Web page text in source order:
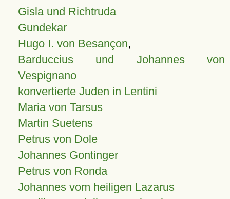
Gisla und Richtruda
Gundekar
Hugo I. von Besançon,
Barduccius und Johannes von
Vespignano
konvertierte Juden in Lentini
Maria von Tarsus
Martin Suetens
Petrus von Dole
Johannes Gontinger
Petrus von Ronda
Johannes vom heiligen Lazarus